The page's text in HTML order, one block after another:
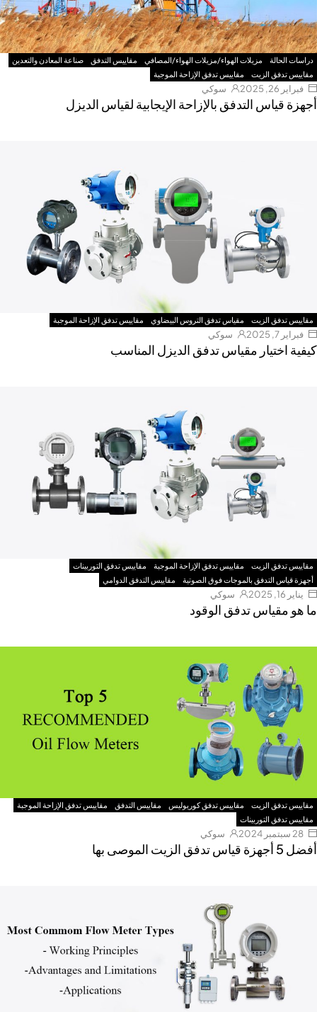
دراسات الحالة مزيلات الهواء/مزيلات الهواء/المصافي مقاييس التدفق
صناعة المعادن والتعدين
مقاييس تدفق الزيت
مقاييس تدفق الإزاحة الموجبة
فبراير 26, 2025 سوكي
أجهزة قياس التدفق بالإزاحة الإيجابية لقياس الديزل
مقاييس تدفق الزيت مقياس تدفق التروس البيضاوي مقاييس تدفق الإزاحة الموجبة
فبراير 7, 2025 سوكي
كيفية اختيار مقياس تدفق الديزل المناسب
مقاييس تدفق الزيت مقاييس تدفق الإزاحة الموجبة
مقاييس تدفق التوربينات
أجهزة قياس التدفق بالموجات فوق الصوتية
مقاييس التدفق الدوامي
يناير 16, 2025 سوكي
ما هو مقياس تدفق الوقود
مقاييس تدفق الزيت مقاييس تدفق كوريوليس مقاييس التدفق
مقاييس تدفق الإزاحة الموجبة
مقاييس تدفق التوربينات
سوكي
أفضل 5 أجهزة قياس تدفق الزيت الموصى بها